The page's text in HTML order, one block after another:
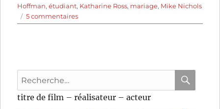
Hoffman,étudiant, Katharine Ross, mariage, Mike Nichols
5 commentairessur
Le
Recherche
pour
:
titre de film – réalisateur – acteur